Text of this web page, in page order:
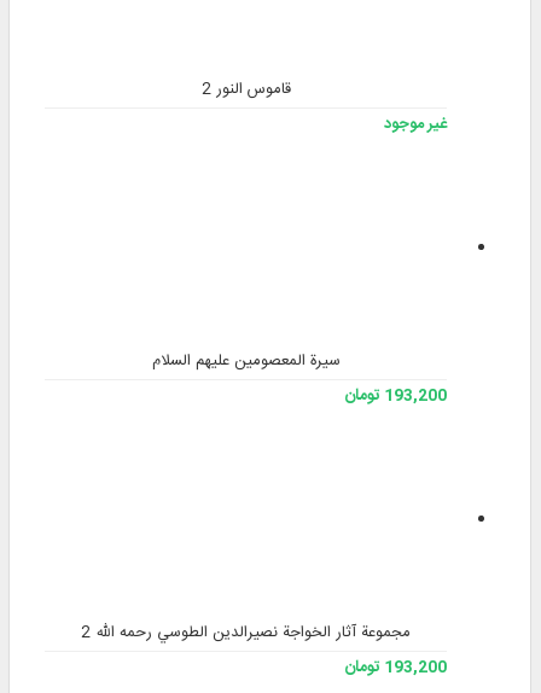
قاموس النور 2
غير موجود
سيرة المعصومين عليهم السلام
193,200 تومان
مجموعة آثار الخواجة نصیرالدین الطوسي رحمه الله 2
193,200 تومان